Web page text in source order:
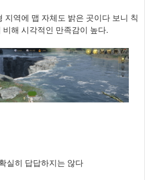
지역에 맵 자체도 밝은 곳이다 보니 칙
해 시각적인 만족감이 높다.
실히 답답하지는 않다